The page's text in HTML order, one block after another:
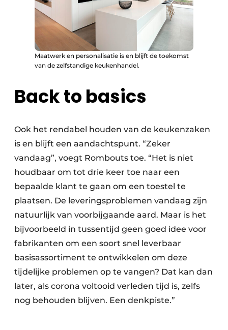
Maatwerk en personalisatie is en blijft de toekomst
van de zelfstandige keukenhandel.
Back to basics
Ook het rendabel houden van de keukenzaken
is en blijft een aandachtspunt. “Zeker
vandaag”, voegt Rombouts toe. “Het is niet
houdbaar om tot drie keer toe naar een
bepaalde klant te gaan om een toestel te
plaatsen. De leveringsproblemen vandaag zijn
natuurlijk van voorbijgaande aard. Maar is het
bijvoorbeeld in tussentijd geen goed idee voor
fabrikanten om een soort snel leverbaar
basisassortiment te ontwikkelen om deze
tijdelijke problemen op te vangen? Dat kan dan
later, als corona voltooid verleden tijd is, zelfs
nog behouden blijven. Een denkpiste.”